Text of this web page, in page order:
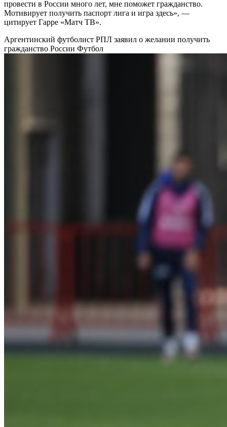
провести в России много лет, мне поможет гражданство.
Мотивирует получить паспорт лига и игра здесь», —
цитирует Гарре «Матч ТВ».
Аргентинский футболист РПЛ заявил о желании получить
гражданство России Футбол